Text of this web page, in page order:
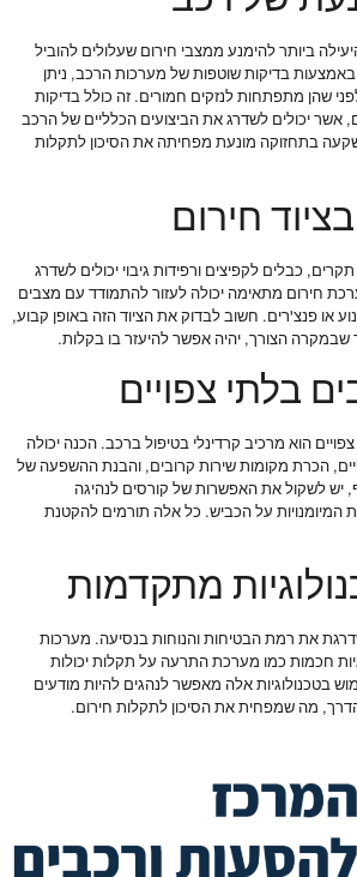
ביותר להימנע ממצבי חירום שעלולים להוביל
בדיקות שוטפות של מערכות הרכב, ניתן
שהן מתפתחות לנזקים חמורים. זה כולל בדיקות
אשר יכולים לשדרג את הביצועים הכלליים של הרכב
בתחזוקה מונעת מפחיתה את הסיכון לתקלות
חירום
כבלים לקפיצים ורפידות גיבוי יכולים לשדרג
חירום מתאימה יכולה לעזור להתמודד עם מצבים
או פנצ'רים. חשוב לבדוק את הציוד הזה באופן קבוע,
שבמקרה הצורך, יהיה אפשר להיעזר בו בקלות.
בלתי צפויים
הוא מרכיב קרדינלי בטיפול ברכב. הכנה יכולה
הכרת מקומות שירות קרובים, והבנת ההשפעה של
יש לשקול את האפשרות של קורסים לנהיגה
על הכביש. כל אלה תורמים להקטנת
מתקדמות
את רמת הבטיחות והנוחות בנסיעה. מערכות
חכמות כמו מערכת התרעה על תקלות יכולות
בטכנולוגיות אלה מאפשר לנהגים להיות מודעים
מה שמפחית את הסיכון לתקלות חירום.